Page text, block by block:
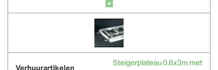
Steigerplateau 0.6x3m met